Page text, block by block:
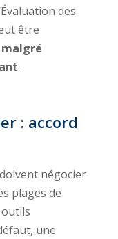
des
être
.
: accord
négocier
plages de
une